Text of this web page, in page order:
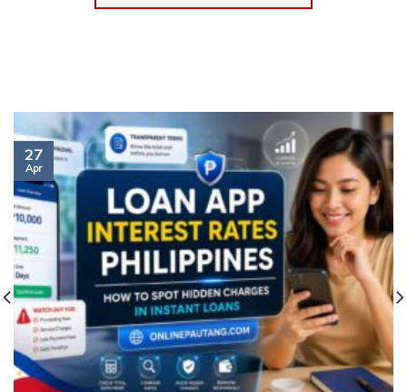
27
Apr